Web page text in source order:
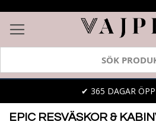
✔ 365 DAGAR
EPIC RESVÄSKOR &